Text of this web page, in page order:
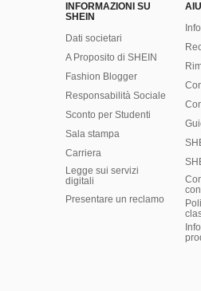
INFORMAZIONI SU
SHEIN
Dati societari
A Proposito di SHEIN
Fashion Blogger
Responsabilità Sociale
Sconto per Studenti
Sala stampa
Carriera
Legge sui servizi
digitali
Presentare un reclamo